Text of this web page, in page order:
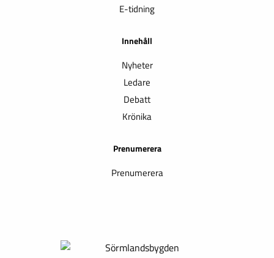
E-tidning
Innehåll
Nyheter
Ledare
Debatt
Krönika
Prenumerera
Prenumerera